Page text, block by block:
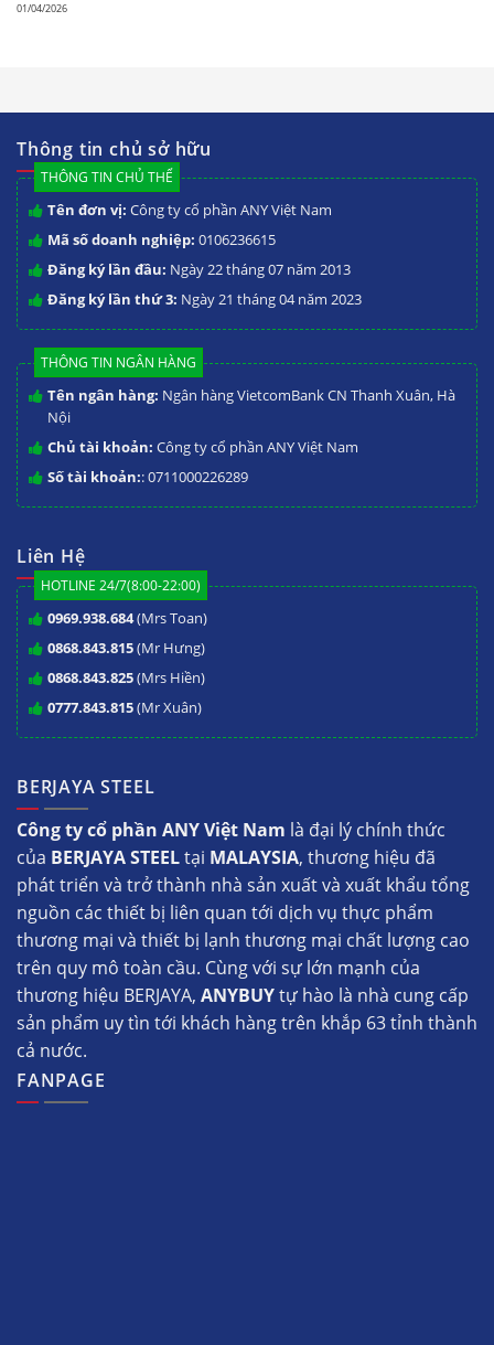
1. Vai trò Đa năng (3 trong 1)
Nhờ cơ chế hoạt động lồng quay hành tinh (que
đánh tự quay quanh trục và quay quanh cối) cùng
3 càng đánh đi kèm, máy đảm nhiệm 3 nhiệm vụ
cốt lõi:
01/04/2026
Thông tin chủ sở hữu
THÔNG TIN CHỦ THỂ
Tên đơn vị: Công ty cổ phần ANY Việt Nam
Mã số doanh nghiệp: 0106236615
Đăng ký lần đầu: Ngày 22 tháng 07 năm 2013
Đăng ký lần thứ 3: Ngày 21 tháng 04 năm 2023
THÔNG TIN NGÂN HÀNG
Tên ngân hàng: Ngân hàng VietcomBank CN Thanh Xuân, Hà
Nội
Chủ tài khoản: Công ty cổ phần ANY Việt Nam
Số tài khoản:: 0711000226289
Liên Hệ
HOTLINE 24/7(8:00-22:00)
0969.938.684(Mrs Toan)
0868.843.815(Mr Hưng)
0868.843.825(Mrs Hiền)
0777.843.815(Mr Xuân)
BERJAYA STEEL
Công ty cổ phần ANY Việt Nam là đại lý chính thức
của BERJAYA STEELtại MALAYSIA, thương hiệu đã
phát triển và trở thành nhà sản xuất và xuất khẩu tổng
nguồn các thiết bị liên quan tới dịch vụ thực phẩm
thương mại và thiết bị lạnh thương mại chất lượng cao
trên quy mô toàn cầu. Cùng với sự lớn mạnh của
thương hiệu BERJAYA, ANYBUYtự hào là nhà cung cấp
sản phẩm uy tìn tới khách hàng trên khắp 63 tỉnh thành
cả nước.
FANPAGE